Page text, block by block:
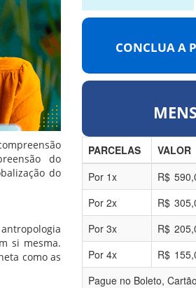
do
do
si mesma.
como as
CONCLUA A
PARCELAS VALOR
Por 1x R$
Por 2x R$
Por 3x R$
Por 4x R$
Pague no Boleto,